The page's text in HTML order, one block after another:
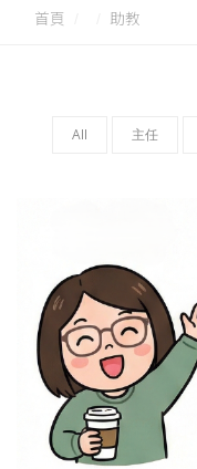
首頁 助教
All 主任